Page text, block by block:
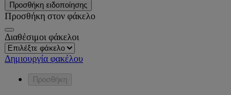
Προσθήκη ειδοποίησης
Προσθήκη στον φάκελο
Διαθέσιμοι φάκελοι
Δημιουργία φακέλου
Προσθήκη